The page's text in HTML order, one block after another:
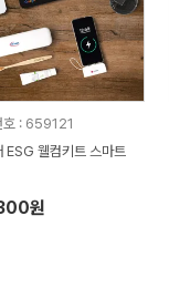
호 : 659121
ESG 웰컴키트 스마트
원